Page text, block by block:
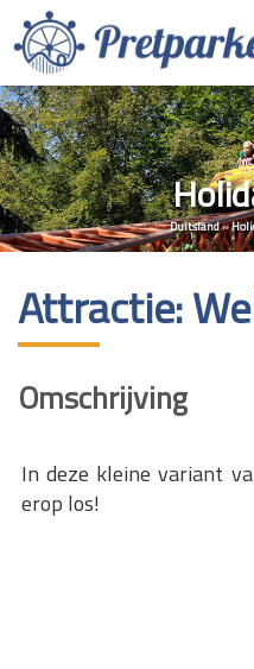
Duitsland»
Attractie:
Omschrijving
In deze kleine variant
erop los!